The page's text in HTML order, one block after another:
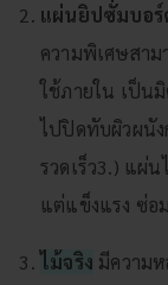
แผ่นยิปซั่มบอร์
ความพิเศษสาม
ใช้ภายใน เป็น
ไปปิดทับผิวผนัง
รวดเร็ว3.) แผ่
แต่แข็งแรง ซ่อ
ไม้จริง มีความ